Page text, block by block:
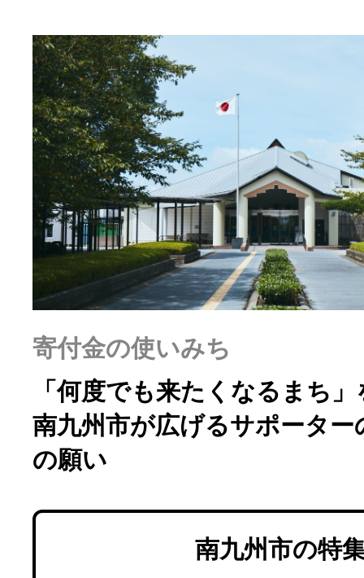
はじめるバイブルとは
よくあるご質問
問い合わせ
寄付金の使いみち
「何度でも来たくなるまち
南九州市が広げるサポーター
の願い
南九州市の特